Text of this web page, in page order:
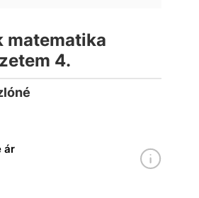
matematika
4.
ár